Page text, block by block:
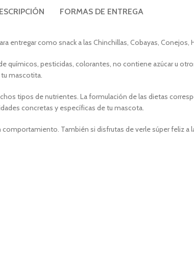
FORMAS DE ENTREGA
entregar como snack a las Chinchillas, Cobayas, Conejos,
químicos, pesticidas, colorantes, no contiene azúcar u
mascotita.
tipos de nutrientes. La formulación de las dietas
concretas y específicas de tu mascota.
También si disfrutas de verle súper feliz